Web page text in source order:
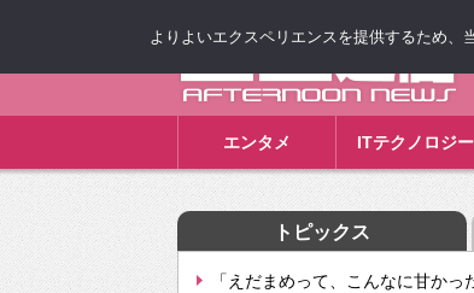
エンタメ ITテクノロジー
トピックス
「えだまめって、こんなに甘かっ
よりよいエクスペリエンスを提供するため